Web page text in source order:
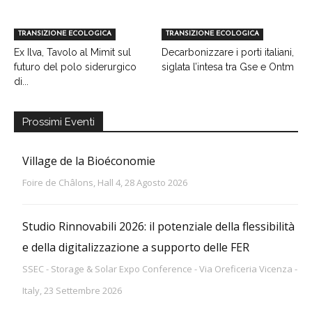
TRANSIZIONE ECOLOGICA
Ex Ilva, Tavolo al Mimit sul
futuro del polo siderurgico
di...
TRANSIZIONE ECOLOGICA
Decarbonizzare i porti italiani,
siglata l’intesa tra Gse e Ontm
Prossimi Eventi
Village de la Bioéconomie
Foire de Châlons, Hall 4, 28 Agosto 2026
Studio Rinnovabili 2026: il potenziale della flessibilità
e della digitalizzazione a supporto delle FER
SSEC - Storage & Solar Expo Conference - Via Oreficeria Vicenza -
Italy, 23 Settembre 2026